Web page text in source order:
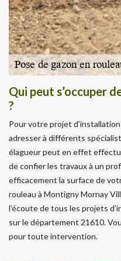
Qui peut s’occuper
?
Pour votre projet
adresser à différents
élagueur peut en effet
de confier les travaux à un
efficacement la surface de
rouleau à Montigny Mornay
l’écoute de tous les projets
sur le département 21610.
pour toute intervention.